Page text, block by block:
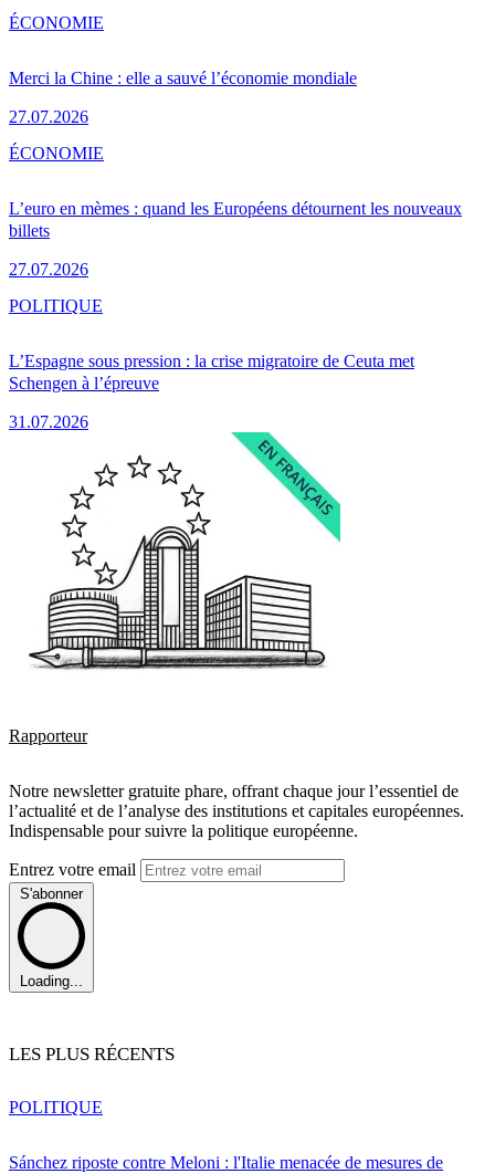
Merci la Chine : elle a sauvé l’économie mondiale
27.07.2026
ÉCONOMIE
L’euro en mèmes : quand les Européens détournent les nouveaux
billets
27.07.2026
ÉCONOMIE
L’Espagne sous pression : la crise migratoire de Ceuta met
Schengen à l’épreuve
31.07.2026
POLITIQUE
Rapporteur
Notre newsletter gratuite phare, offrant chaque jour l’essentiel de
l’actualité et de l’analyse des institutions et capitales européennes.
Indispensable pour suivre la politique européenne.
Entrez votre email
S'abonner
Loading...
LES PLUS RÉCENTS
Sánchez riposte contre Meloni : l'Italie menacée de mesures de
POLITIQUE